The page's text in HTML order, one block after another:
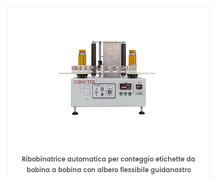
Ribobinatrice automatica per conteggio etichette da
bobina a bobina con albero flessibile guidanastro